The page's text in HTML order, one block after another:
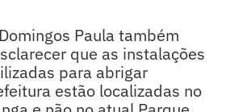
Paula também
que as instalações
para abrigar
estão localizadas no